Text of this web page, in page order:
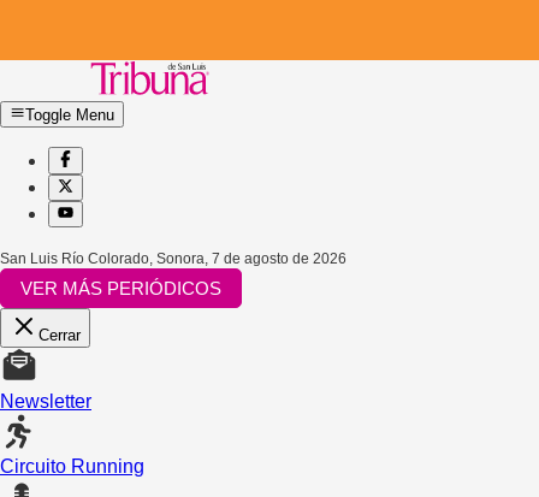
Toggle Menu
San Luis Río Colorado, Sonora, 7 de agosto de 2026
VER MÁS PERIÓDICOS
Cerrar
Newsletter
Circuito Running